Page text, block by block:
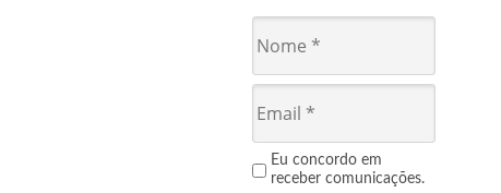
Eu concordo em
receber comunicações.